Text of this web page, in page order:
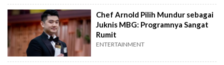
Chef Arnold Pilih Mundur sebagai
Juknis MBG: Programnya Sangat
Rumit
ENTERTAINMENT